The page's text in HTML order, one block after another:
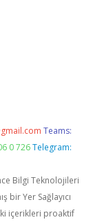
Teams:
0 726 Telegram:
Bilgi Teknolojileri
bir Yer Sağlayıcı
içerikleri proaktif